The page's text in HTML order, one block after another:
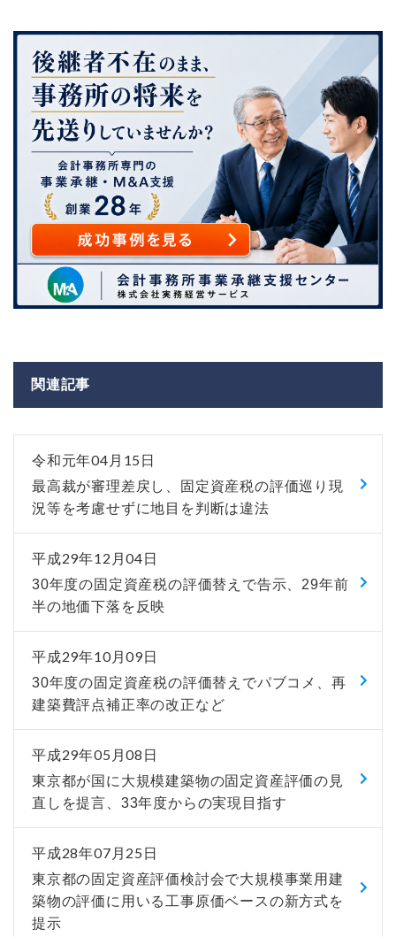
関連記事
令和元年04月15日
最高裁が審理差戻し、固定資産税の評価巡り現
況等を考慮せずに地目を判断は違法
平成29年12月04日
30年度の固定資産税の評価替えで告示、29年前
半の地価下落を反映
平成29年10月09日
30年度の固定資産税の評価替えでパブコメ、再
建築費評点補正率の改正など
平成29年05月08日
東京都が国に大規模建築物の固定資産評価の見
直しを提言、33年度からの実現目指す
平成28年07月25日
東京都の固定資産評価検討会で大規模事業用建
築物の評価に用いる工事原価ベースの新方式を
提示